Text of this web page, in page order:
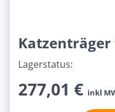
Lagerstatus:
277,01 € inkl